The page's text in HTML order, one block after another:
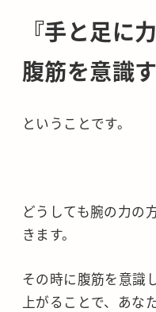
『手と足に
腹筋を意識す
ということです。
どうしても腕の力の
きます。
その時に腹筋を意識
上がることで、あな